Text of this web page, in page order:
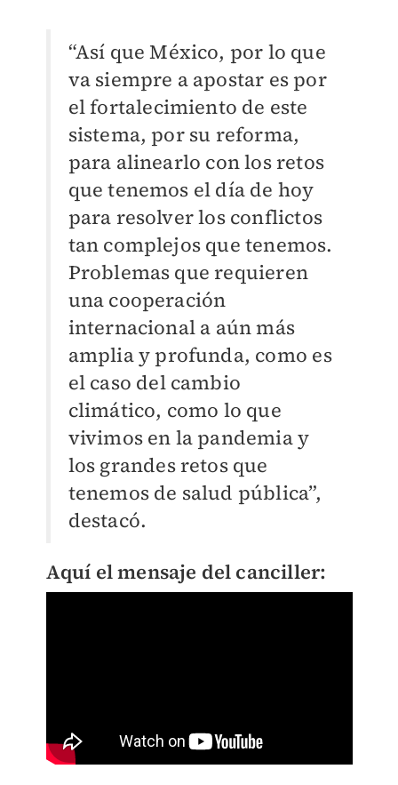
“Así que México, por lo que
va siempre a apostar es por
el fortalecimiento de este
sistema, por su reforma,
para alinearlo con los retos
que tenemos el día de hoy
para resolver los conflictos
tan complejos que tenemos.
Problemas que requieren
una cooperación
internacional a aún más
amplia y profunda, como es
el caso del cambio
climático, como lo que
vivimos en la pandemia y
los grandes retos que
tenemos de salud pública”,
destacó.
Aquí el mensaje del canciller: